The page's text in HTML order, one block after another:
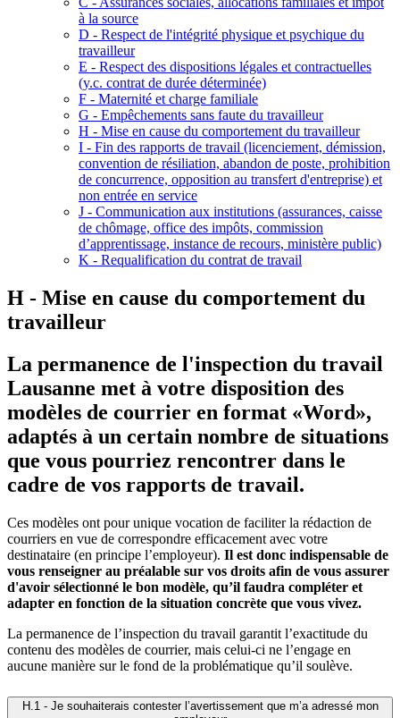
à la source
D - Respect de l'intégrité physique et psychique du
travailleur
E - Respect des dispositions légales et contractuelles
(y.c. contrat de durée déterminée)
F - Maternité et charge familiale
G - Empêchements sans faute du travailleur
H - Mise en cause du comportement du travailleur
I - Fin des rapports de travail (licenciement, démission,
convention de résiliation, abandon de poste, prohibition
de concurrence, opposition au transfert d'entreprise) et
non entrée en service
J - Communication aux institutions (assurances, caisse
de chômage, office des impôts, commission
d’apprentissage, instance de recours, ministère public)
K - Requalification du contrat de travail
H - Mise en cause du comportement du
travailleur
La permanence de l'inspection du travail
Lausanne met à votre disposition des
modèles de courrier en format «Word»,
adaptés à un certain nombre de situations
que vous pourriez rencontrer dans le
cadre de vos rapports de travail.
Ces modèles ont pour unique vocation de faciliter la rédaction de
courriers en vue de correspondre efficacement avec votre
destinataire (en principe l’employeur). Il est donc indispensable de
vous renseigner au préalable sur vos droits afin de vous assurer
d'avoir sélectionné le bon modèle, qu’il faudra compléter et
adapter en fonction de la situation concrète que vous vivez.
La permanence de l’inspection du travail garantit l’exactitude du
contenu des modèles de courrier, mais celui-ci ne l’engage en
aucune manière sur le fond de la problématique qu’il soulève.
H.1 - Je souhaiterais contester l’avertissement que m’a adressé mon